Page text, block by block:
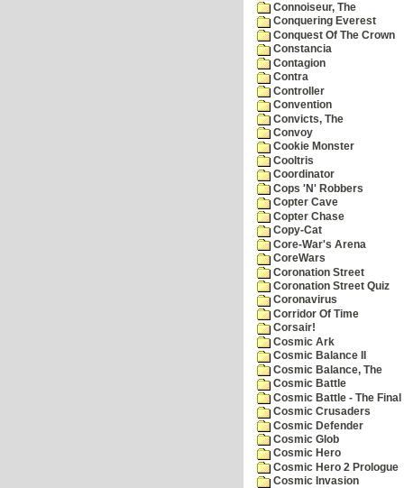
Connoiseur, The
Conquering Everest
Conquest Of The Crown
Constancia
Contagion
Contra
Controller
Convention
Convicts, The
Convoy
Cookie Monster
Cooltris
Coordinator
Cops 'N' Robbers
Copter Cave
Copter Chase
Copy-Cat
Core-War's Arena
CoreWars
Coronation Street
Coronation Street Quiz
Coronavirus
Corridor Of Time
Corsair!
Cosmic Ark
Cosmic Balance II
Cosmic Balance, The
Cosmic Battle
Cosmic Battle - The
Cosmic Crusaders
Cosmic Defender
Cosmic Glob
Cosmic Hero
Cosmic Hero 2 Prologue
Cosmic Invasion